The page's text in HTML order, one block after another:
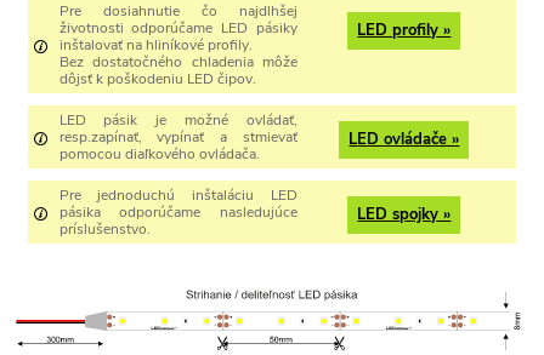
Pre dosiahnutie čo najdlhšej
životnosti odporúčame LED pásiky
inštalovať na hliníkové profily.
Bez dostatočného chladenia môže
dôjsť k poškodeniu LED čipov.
LED profily »
LED pásik je možné ovládať,
resp.zapínať, vypínať a stmievať
pomocou diaľkového ovládača.
LED ovládače »
Pre jednoduchú inštaláciu LED
pásika odporúčame nasledujúce
príslušenstvo.
LED spojky »